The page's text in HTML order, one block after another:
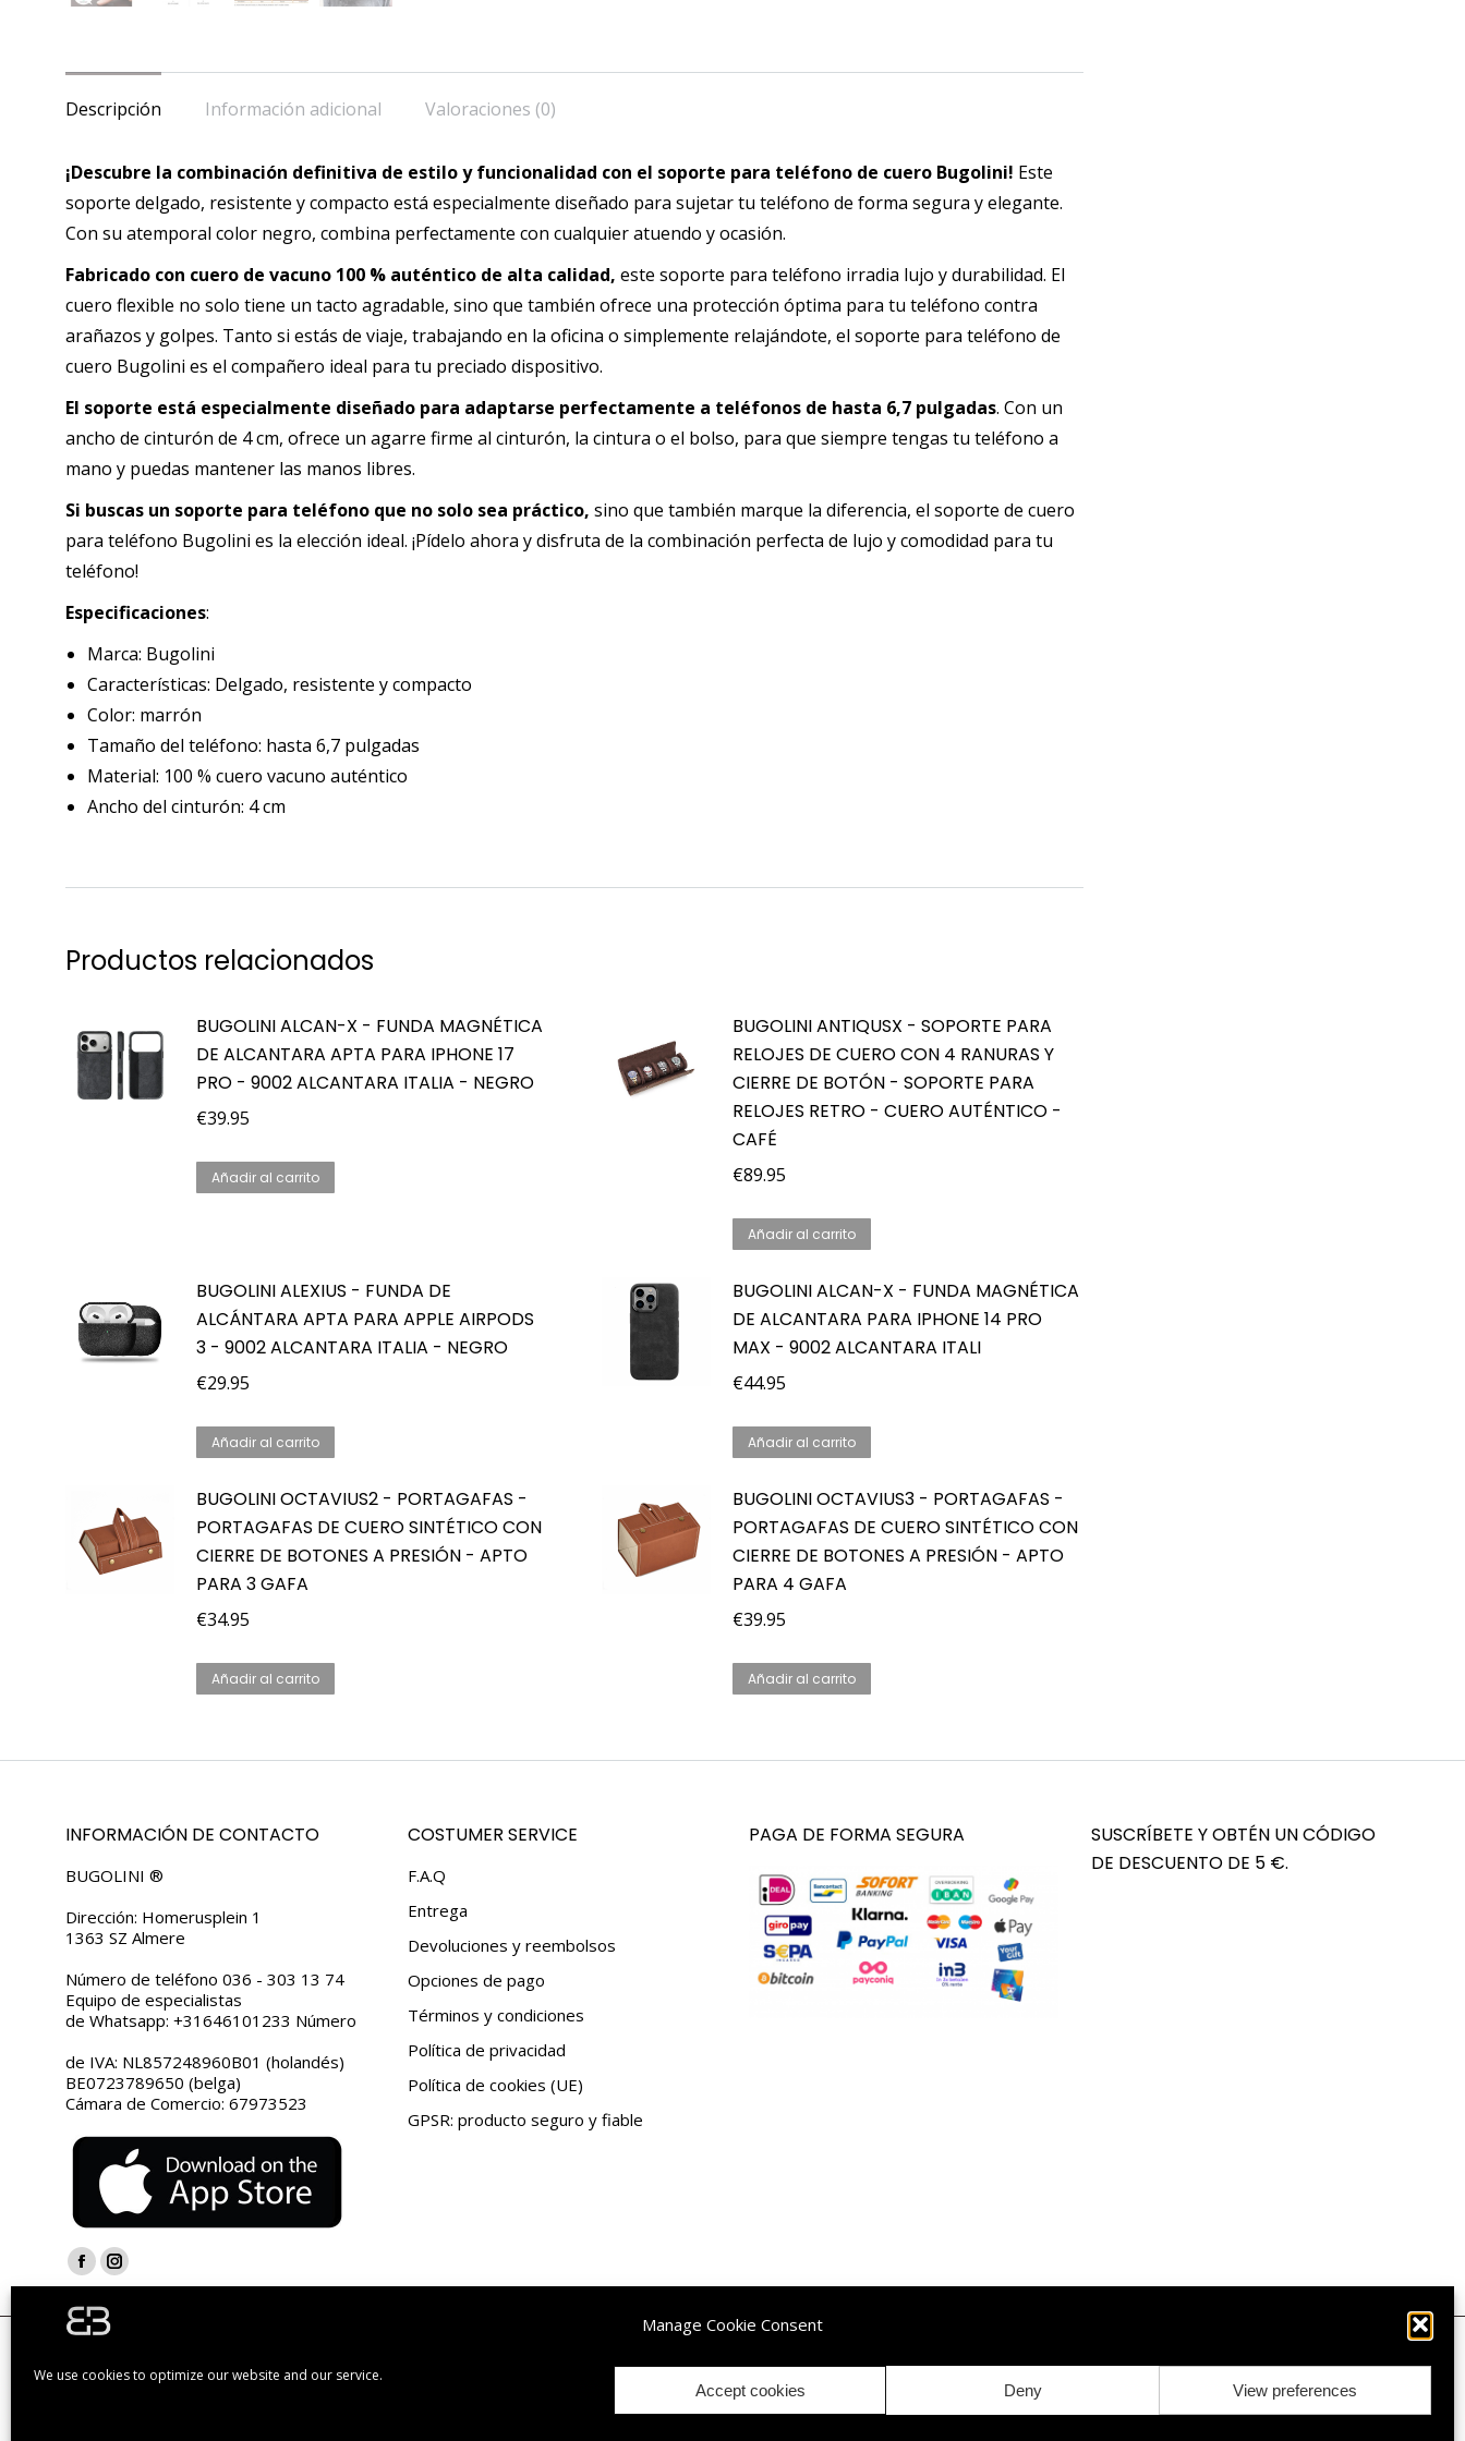
Manage Cookie Consent
We use cookies to optimize our website and our service.
Accept cookies Deny View preferences
Descripción Información adicional Valoraciones (0)
¡Descubre la combinación definitiva de estilo y funcionalidad con el soporte para teléfono de cuero Bugolini! Este
soporte delgado, resistente y compacto está especialmente diseñado para sujetar tu teléfono de forma segura y elegante.
Con su atemporal color negro, combina perfectamente con cualquier atuendo y ocasión.
Fabricado con cuero de vacuno 100 % auténtico de alta calidad, este soporte para teléfono irradia lujo y durabilidad. El
cuero flexible no solo tiene un tacto agradable, sino que también ofrece una protección óptima para tu teléfono contra
arañazos y golpes. Tanto si estás de viaje, trabajando en la oficina o simplemente relajándote, el soporte para teléfono de
cuero Bugolini es el compañero ideal para tu preciado dispositivo.
El soporte está especialmente diseñado para adaptarse perfectamente a teléfonos de hasta 6,7 pulgadas. Con un
ancho de cinturón de 4 cm, ofrece un agarre firme al cinturón, la cintura o el bolso, para que siempre tengas tu teléfono a
mano y puedas mantener las manos libres.
Si buscas un soporte para teléfono que no solo sea práctico, sino que también marque la diferencia, el soporte de cuero
para teléfono Bugolini es la elección ideal. ¡Pídelo ahora y disfruta de la combinación perfecta de lujo y comodidad para tu
teléfono!
Especificaciones:
Marca: Bugolini
Características: Delgado, resistente y compacto
Color: marrón
Tamaño del teléfono: hasta 6,7 pulgadas
Material: 100 % cuero vacuno auténtico
Ancho del cinturón: 4 cm
Productos relacionados
BUGOLINI ALCAN-X - FUNDA MAGNÉTICA
DE ALCANTARA APTA PARA IPHONE 17
PRO - 9002 ALCANTARA ITALIA - NEGRO
€39.95
Añadir al carrito
BUGOLINI ANTIQUSX - SOPORTE PARA
RELOJES DE CUERO CON 4 RANURAS Y
CIERRE DE BOTÓN - SOPORTE PARA
RELOJES RETRO - CUERO AUTÉNTICO -
CAFÉ
€89.95
Añadir al carrito
BUGOLINI ALEXIUS - FUNDA DE
ALCÁNTARA APTA PARA APPLE AIRPODS
3 - 9002 ALCANTARA ITALIA - NEGRO
€29.95
Añadir al carrito
BUGOLINI ALCAN-X - FUNDA MAGNÉTICA
DE ALCANTARA PARA IPHONE 14 PRO
MAX - 9002 ALCANTARA ITALI
€44.95
Añadir al carrito
BUGOLINI OCTAVIUS2 - PORTAGAFAS -
PORTAGAFAS DE CUERO SINTÉTICO CON
CIERRE DE BOTONES A PRESIÓN - APTO
PARA 3 GAFA
€34.95
Añadir al carrito
BUGOLINI OCTAVIUS3 - PORTAGAFAS -
PORTAGAFAS DE CUERO SINTÉTICO CON
CIERRE DE BOTONES A PRESIÓN - APTO
PARA 4 GAFA
€39.95
Añadir al carrito
INFORMACIÓN DE CONTACTO
BUGOLINI ®
Dirección: Homerusplein 1
1363 SZ Almere
Número de teléfono 036 - 303 13 74
Equipo de especialistas
de Whatsapp: +31646101233 Número
de IVA: NL857248960B01 (holandés)
BE0723789650 (belga)
Cámara de Comercio: 67973523
Encuéntranos en:
Facebook
page
opens
new
Instagram
new
COSTUMER SERVICE
F.A.Q
Entrega
Devoluciones y reembolsos
Opciones de pago
Términos y condiciones
Política de privacidad
Política de cookies (UE)
GPSR: producto seguro y fiable
PAGA DE FORMA SEGURA
SUSCRÍBETE Y OBTÉN UN CÓDIGO
DE DESCUENTO DE 5 €.